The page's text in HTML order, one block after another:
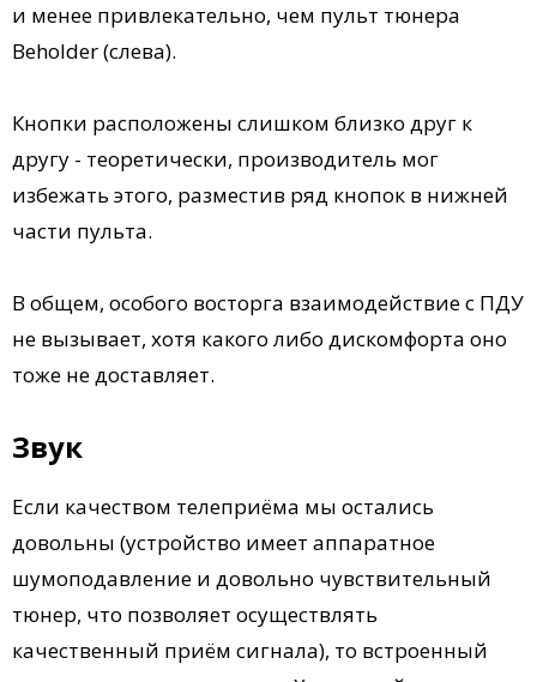
и менее привлекательно, чем пульт тюнера
Beholder (слева).
Кнопки расположены слишком близко друг к
другу - теоретически, производитель мог
избежать этого, разместив ряд кнопок в нижней
части пульта.
В общем, особого восторга взаимодействие с ПДУ
не вызывает, хотя какого либо дискомфорта оно
тоже не доставляет.
Звук
Если качеством телеприёма мы остались
довольны (устройство имеет аппаратное
шумоподавление и довольно чувствительный
тюнер, что позволяет осуществлять
качественный приём сигнала), то встроенный